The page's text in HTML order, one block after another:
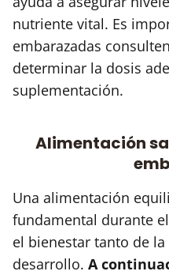
nutriente vital. Es
embarazadas
determinar la dosis
suplementación.
Alimentación
Una alimentación
fundamental durante
el bienestar tanto de
desarrollo. A